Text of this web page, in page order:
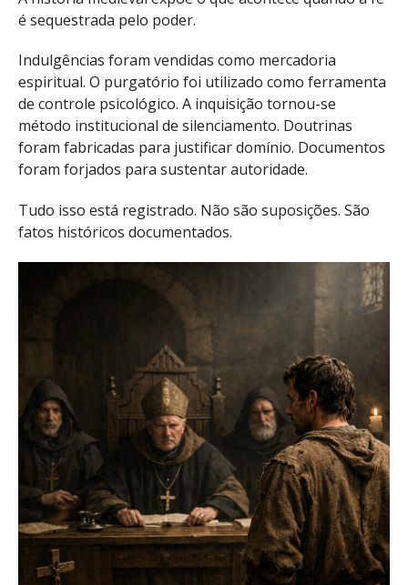
é sequestrada pelo poder.
Indulgências foram vendidas como mercadoria
espiritual. O purgatório foi utilizado como ferramenta
de controle psicológico. A inquisição tornou-se
método institucional de silenciamento. Doutrinas
foram fabricadas para justificar domínio. Documentos
foram forjados para sustentar autoridade.
Tudo isso está registrado. Não são suposições. São
fatos históricos documentados.